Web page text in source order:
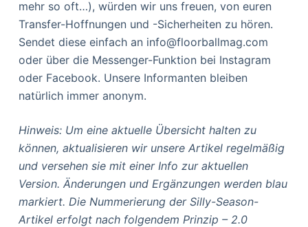
mehr so oft…), würden wir uns freuen, von euren
Transfer-Hoffnungen und -Sicherheiten zu hören.
Sendet diese einfach an info@floorballmag.com
oder über die Messenger-Funktion bei Instagram
oder Facebook. Unsere Informanten bleiben
natürlich immer anonym.
Hinweis: Um eine aktuelle Übersicht halten zu
können, aktualisieren wir unsere Artikel regelmäßig
und versehen sie mit einer Info zur aktuellen
Version. Änderungen und Ergänzungen werden blau
markiert. Die Nummerierung der Silly-Season-
Artikel erfolgt nach folgendem Prinzip – 2.0